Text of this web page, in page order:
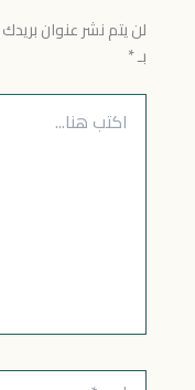
لن يتم نشر عنوان بريدك
بـ*
اكتب
هنا...
اسم*